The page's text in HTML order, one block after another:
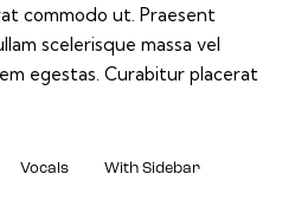
commodo ut. Praesent
scelerisque massa vel
egestas. Curabitur placerat
Vocals With Sidebar